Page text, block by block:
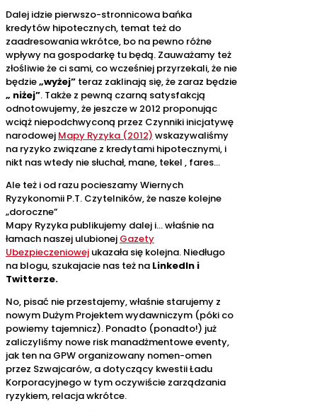
Dalej idzie pierwszo-stronnicowa bańka
kredytów hipotecznych, temat też do
zaadresowania wkrótce, bo na pewno różne
wpływy na gospodarkę tu będą. Zauważamy też
złośliwie że ci sami, co wcześniej przyrzekali, że nie
będzie„wyżej” teraz zaklinają się, że zaraz będzie
„ niżej”. Także z pewną czarną satysfakcją
odnotowujemy, że jeszcze w 2012 proponując
wciąż niepodchwyconą przez Czynniki inicjatywę
narodowej Mapy Ryzyka (2012) wskazywaliśmy
na ryzyko związane z kredytami hipotecznymi, i
nikt nas wtedy nie słuchał, mane, tekel , fares…
Ale też i od razu pocieszamy Wiernych
Ryzykonomii P.T. Czytelników, że nasze kolejne
„doroczne”
Mapy Ryzyka publikujemy dalej i… właśnie na
łamach naszej ulubionej Gazety
Ubezpieczeniowej ukazała się kolejna. Niedługo
na blogu, szukajacie nas też na LinkedIn i
Twitterze.
No, pisać nie przestajemy, właśnie starujemy z
nowym Dużym Projektem wydawniczym (póki co
powiemy tajemnicz). Ponadto (ponadto!) już
zaliczyliśmy nowe risk manadżmentowe eventy,
jak ten na GPW organizowany nomen-omen
przez Szwajcarów, a dotyczący kwestii Ładu
Korporacyjnego w tym oczywiście zarządzania
ryzykiem, relacja wkrótce.